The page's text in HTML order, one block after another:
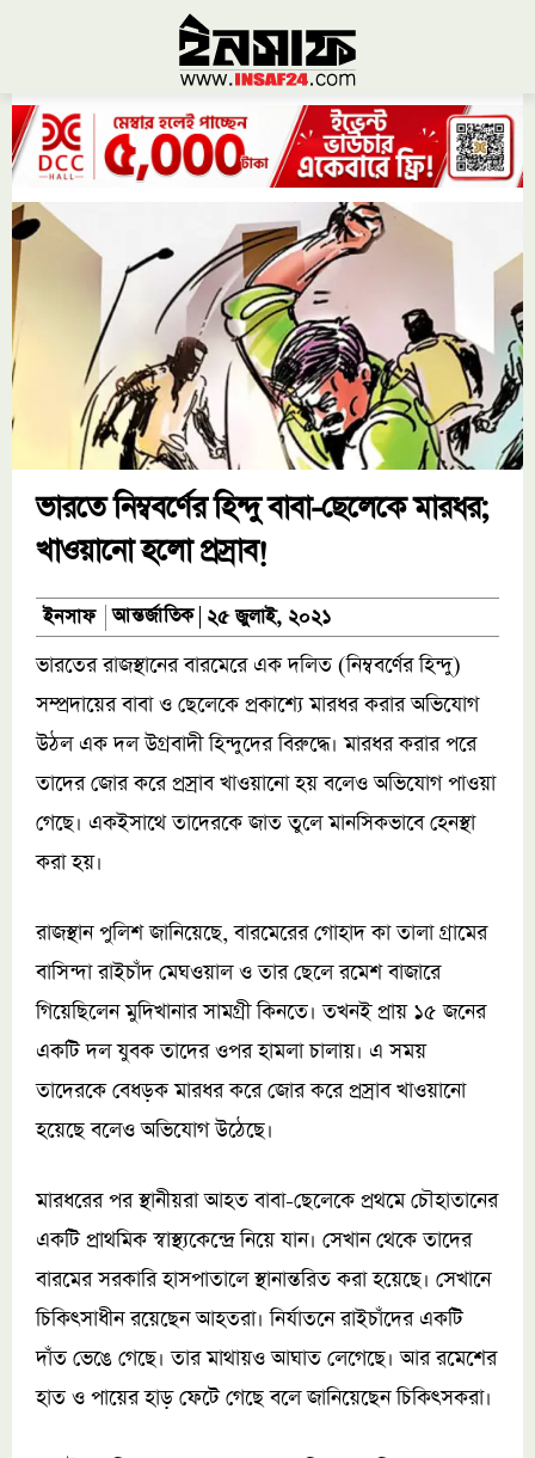
ভারতে নিম্ববর্ণের হিন্দু বাবা-ছেলেকে মারধর;
খাওয়ানো হলো প্রস্রাব!
ইনসাফ আন্তর্জাতিক ২৫ জুলাই, ২০২১
ভারতের রাজস্থানের বারমেরে এক দলিত (নিম্ববর্ণের হিন্দু)
সম্প্রদায়ের বাবা ও ছেলেকে প্রকাশ্যে মারধর করার অভিযোগ
উঠল এক দল উগ্রবাদী হিন্দুদের বিরুদ্ধে। মারধর করার পরে
তাদের জোর করে প্রস্রাব খাওয়ানো হয় বলেও অভিযোগ পাওয়া
গেছে। একইসাথে তাদেরকে জাত তুলে মানসিকভাবে হেনস্থা
করা হয়।
রাজস্থান পুলিশ জানিয়েছে, বারমেরের গোহাদ কা তালা গ্রামের
বাসিন্দা রাইচাঁদ মেঘওয়াল ও তার ছেলে রমেশ বাজারে
গিয়েছিলেন মুদিখানার সামগ্রী কিনতে। তখনই প্রায় ১৫ জনের
একটি দল যুবক তাদের ওপর হামলা চালায়। এ সময়
তাদেরকে বেধড়ক মারধর করে জোর করে প্রস্রাব খাওয়ানো
হয়েছে বলেও অভিযোগ উঠেছে।
মারধরের পর স্থানীয়রা আহত বাবা-ছেলেকে প্রথমে চৌহাতানের
একটি প্রাথমিক স্বাস্থ্যকেন্দ্রে নিয়ে যান। সেখান থেকে তাদের
বারমের সরকারি হাসপাতালে স্থানান্তরিত করা হয়েছে। সেখানে
চিকিৎসাধীন রয়েছেন আহতরা। নির্যাতনে রাইচাঁদের একটি
দাঁত ভেঙে গেছে। তার মাথায়ও আঘাত লেগেছে। আর রমেশের
হাত ও পায়ের হাড় ফেটে গেছে বলে জানিয়েছেন চিকিৎসকরা।